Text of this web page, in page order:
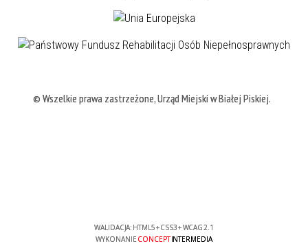
© Wszelkie prawa zastrzeżone, Urząd Miejski w Białej Piskiej.
WALIDACJA: HTML5+CSS3+WCAG 2.1
WYKONANIE CONCEPTINTERMEDIA